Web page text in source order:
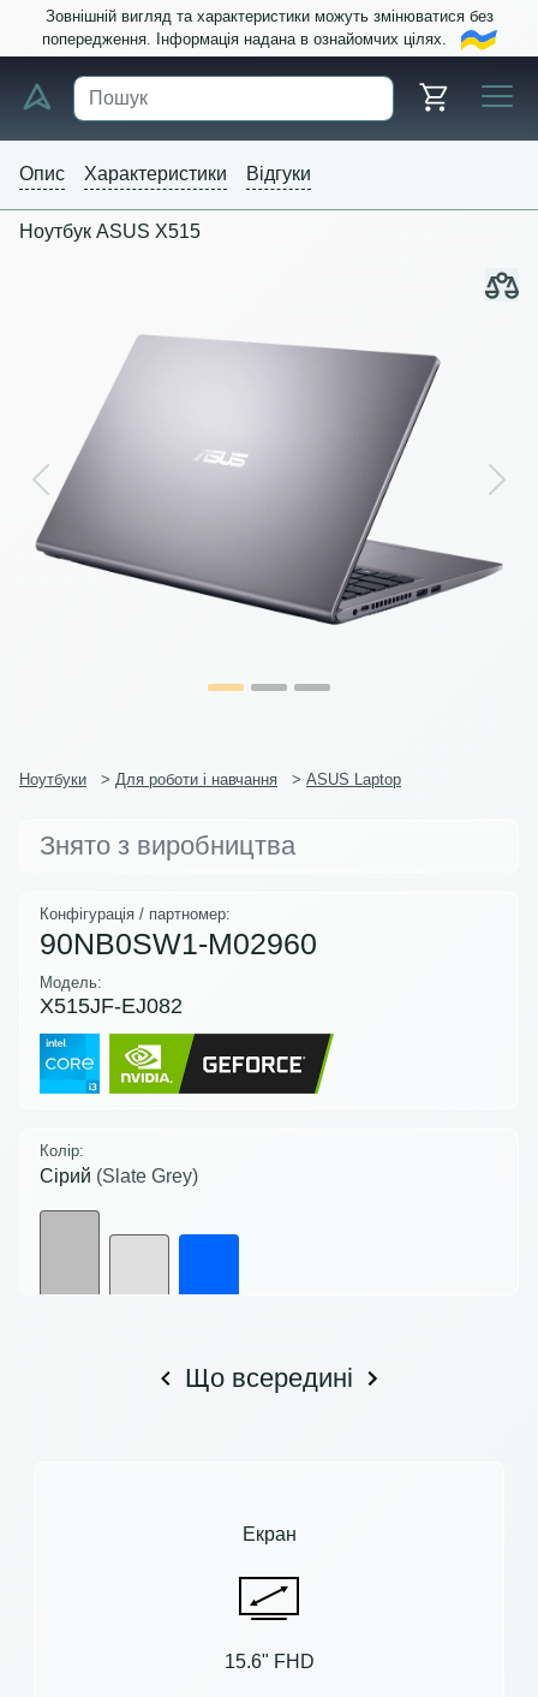
Зовнішній вигляд та характеристики можуть змінюватися без
попередження. Інформація надана в ознайомчих цілях.
Опис Характеристики Відгуки
Ноутбук ASUS X515
Previous Next
Ноутбуки > Для роботи і навчання > ASUS Laptop
Знято з виробництва
Конфігурація / партномер:
90NB0SW1-M02960
Модель:
X515JF-EJ082
Колір:
Сірий (Slate Grey)
Що всередині
Екран
15.6" FHD